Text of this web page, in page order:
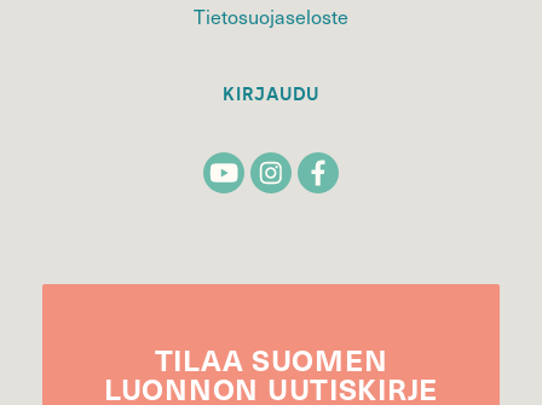
Tietosuojaseloste
KIRJAUDU
TILAA SUOMEN
LUONNON UUTIS­KIRJE